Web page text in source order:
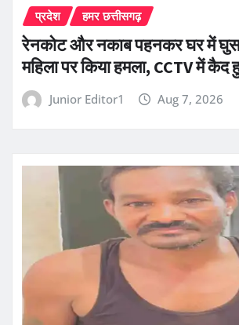
प्रदेश हमर छत्तीसगढ़
रेनकोट और नकाब पहनकर घर में
महिला पर किया हमला, CCTV में कैद
Junior Editor1 Aug 7, 2026